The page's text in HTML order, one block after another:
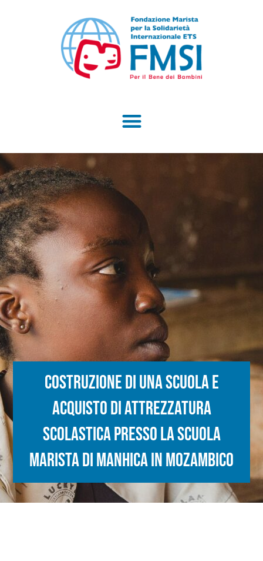
Costruzione di una scuola e
acquisto di attrezzatura
scolastica presso la Scuola
Marista di Manhica in Mozambico